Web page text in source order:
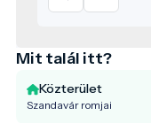
értékek és a
Mit talál itt?
Közterület
Szandavár romjai